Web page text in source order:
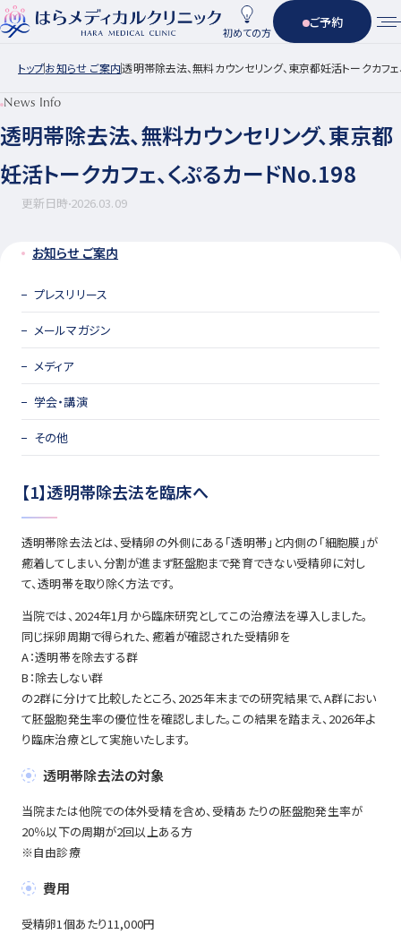
初めての方
ご予約
トップお知らせ ご案内透明帯除去法、無料カウンセリング、東京都妊活トークカフ
News Info
透明帯除去法、無料カウンセリング、東京都
妊活トークカフェ、くぷるカードNo.198
更新日時2026.03.09
お知らせ ご案内
プレスリリース
メールマガジン
メディア
学会・講演
その他
【1】透明帯除去法を臨床へ
透明帯除去法とは、受精卵の外側にある「透明帯」と内側の「細胞膜」が
癒着してしまい、分割が進まず胚盤胞まで発育できない受精卵に対し
て、透明帯を取り除く方法です。
当院では、2024年1月から臨床研究としてこの治療法を導入しました。
同じ採卵周期で得られた、癒着が確認された受精卵を
A：透明帯を除去する群
B：除去しない群
の2群に分けて比較したところ、2025年末までの研究結果で、A群におい
て胚盤胞発生率の優位性を確認しました。この結果を踏まえ、2026年よ
り臨床治療として実施いたします。
透明帯除去法の対象
当院または他院での体外受精を含め、受精あたりの胚盤胞発生率が
20％以下の周期が2回以上ある方
※自由診療
費用
受精卵1個あたり11,000円